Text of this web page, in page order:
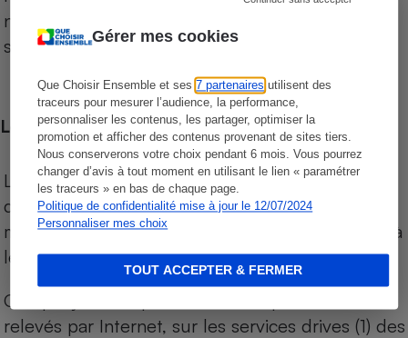
Gérer mes cookies
Que Choisir Ensemble et ses7 partenaires utilisent des
traceurs pour mesurer l’audience, la performance,
personnaliser les contenus, les partager, optimiser la
promotion et afficher des contenus provenant de sites tiers.
Nous conserverons votre choix pendant 6 mois. Vous pourrez
changer d’avis à tout moment en utilisant le lien « paramétrer
les traceurs » en bas de chaque page.
Politique de confidentialité mise à jour le 12/07/2024
Personnaliser mes choix
TOUT ACCEPTER & FERMER
niveau de prix des supermarchés, géolocalisés
sur le territoire français.
Les comparaisons de prix
Les comparaisons sont réalisées sur l’ensemble
des produits des magasins. Les produits de
marques de distributeurs (MDD) sont comparés à
leurs équivalents chez leurs concurrents.
Chaque jour, les prix de tous les produits sont
relevés par Internet, sur les services drives (1) des